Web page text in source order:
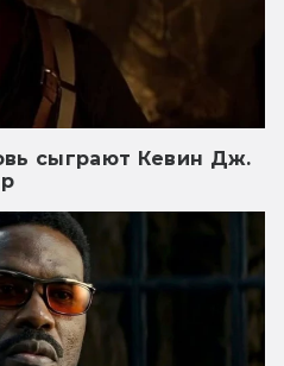
сыграют Кевин Дж.